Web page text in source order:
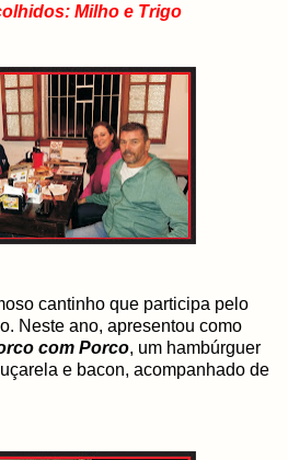
Milho e Trigo
cantinho que participa pelo
Neste ano, apresentou como
com Porco, um hambúrguer
e bacon, acompanhado de